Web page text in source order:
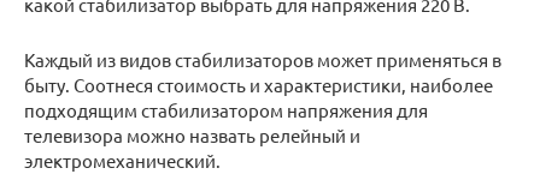
Каждый из видов стабилизаторов может применяться в
быту. Соотнеся стоимость и характеристики, наиболее
подходящим стабилизатором напряжения для
телевизора можно назвать релейный и
электромеханический.